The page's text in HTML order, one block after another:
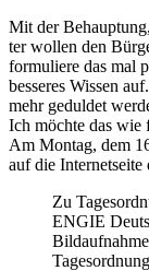
Mit der
ter wol­len den
for­mu­lie­re das mal
bes­se­res Wis­sen
mehr gedul­det
Ich möch­te das wie
Am Mon­tag, dem
auf die Inter­net­sei­te
Zu
ENGIE